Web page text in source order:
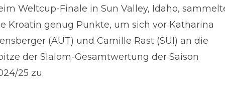
Weltcup-Finale in Sun Valley, Idaho,
Kroatin genug Punkte, um sich vor Katharina
(AUT) und Camille Rast (SUI) an die
der Slalom-Gesamtwertung der Saison
25 zu